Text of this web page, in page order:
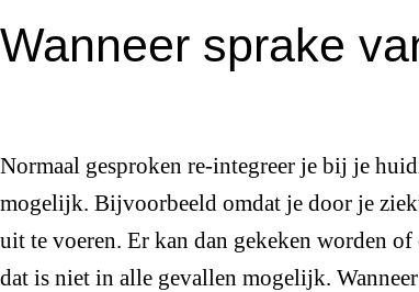
Wanneer sprake
Normaal gesproken re-integreer je bij je
mogelijk. Bijvoorbeeld omdat je door je
uit te voeren. Er kan dan gekeken worden of
dat is niet in alle gevallen mogelijk.